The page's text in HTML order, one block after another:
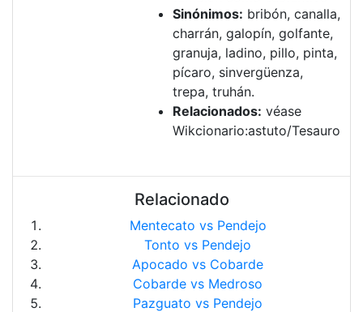
Sinónimos: bribón, canalla,
charrán, galopín, golfante,
granuja, ladino, pillo, pinta,
pícaro, sinvergüenza,
trepa, truhán.
Relacionados: véase
Wikcionario:astuto/Tesauro
Relacionado
Mentecato vs Pendejo
Tonto vs Pendejo
Apocado vs Cobarde
Cobarde vs Medroso
Pazguato vs Pendejo